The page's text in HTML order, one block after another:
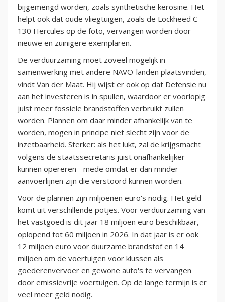
bijgemengd worden, zoals synthetische kerosine. Het
helpt ook dat oude vliegtuigen, zoals de Lockheed C-
130 Hercules op de foto, vervangen worden door
nieuwe en zuinigere exemplaren.
De verduurzaming moet zoveel mogelijk in
samenwerking met andere NAVO-landen plaatsvinden,
vindt Van der Maat. Hij wijst er ook op dat Defensie nu
aan het investeren is in spullen, waardoor er voorlopig
juist meer fossiele brandstoffen verbruikt zullen
worden. Plannen om daar minder afhankelijk van te
worden, mogen in principe niet slecht zijn voor de
inzetbaarheid. Sterker: als het lukt, zal de krijgsmacht
volgens de staatssecretaris juist onafhankelijker
kunnen opereren - mede omdat er dan minder
aanvoerlijnen zijn die verstoord kunnen worden.
Voor de plannen zijn miljoenen euro's nodig. Het geld
komt uit verschillende potjes. Voor verduurzaming van
het vastgoed is dit jaar 18 miljoen euro beschikbaar,
oplopend tot 60 miljoen in 2026. In dat jaar is er ook
12 miljoen euro voor duurzame brandstof en 14
miljoen om de voertuigen voor klussen als
goederenvervoer en gewone auto's te vervangen
door emissievrije voertuigen. Op de lange termijn is er
veel meer geld nodig.